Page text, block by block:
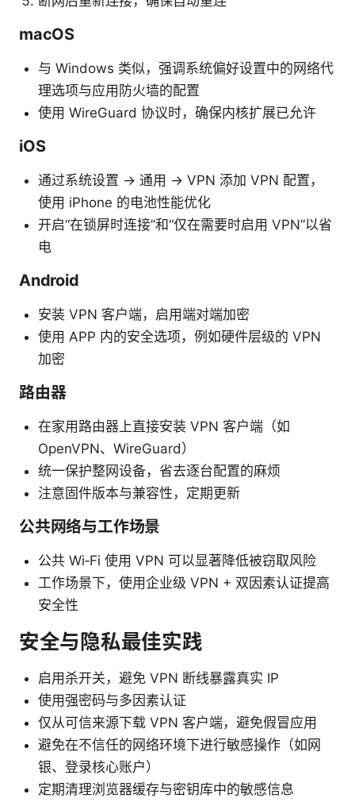
macOS
与 Windows 类似，强调系统偏好设置中的网络代
理选项与应用防火墙的配置
使用 WireGuard 协议时，确保内核扩展已允许
iOS
通过系统设置 -> 通用 -> VPN 添加 VPN 配置，
使用 iPhone 的电池性能优化
开启“在锁屏时连接”和“仅在需要时启用 VPN”以省
电
Android
安装 VPN 客户端，启用端对端加密
使用 APP 内的安全选项，例如硬件层级的 VPN
加密
路由器
在家用路由器上直接安装 VPN 客户端（如
OpenVPN、WireGuard）
统一保护整网设备，省去逐台配置的麻烦
注意固件版本与兼容性，定期更新
公共网络与工作场景
公共 Wi‑Fi 使用 VPN 可以显著降低被窃取风险
工作场景下，使用企业级 VPN + 双因素认证提高
安全性
安全与隐私最佳实践
启用杀开关，避免 VPN 断线暴露真实 IP
使用强密码与多因素认证
仅从可信来源下载 VPN 客户端，避免假冒应用
避免在不信任的网络环境下进行敏感操作（如网
银、登录核心账户）
定期清理浏览器缓存与密钥库中的敏感信息